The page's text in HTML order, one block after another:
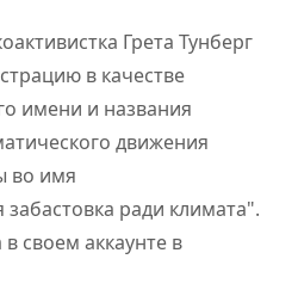
Грета Тунберг
в качестве
имени и названия
движения
во имя
ради климата".
своем аккаунте в